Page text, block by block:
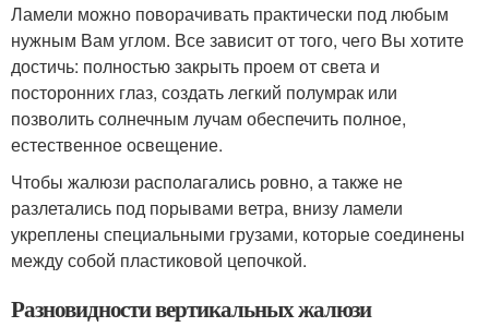
Ламели можно поворачивать практически под любым
нужным Вам углом. Все зависит от того, чего Вы хотите
достичь: полностью закрыть проем от света и
посторонних глаз, создать легкий полумрак или
позволить солнечным лучам обеспечить полное,
естественное освещение.
Чтобы жалюзи располагались ровно, а также не
разлетались под порывами ветра, внизу ламели
укреплены специальными грузами, которые соединены
между собой пластиковой цепочкой.
Разновидности вертикальных жалюзи